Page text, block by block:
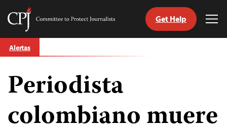
Skip
to
Committee
Journalists
Get Help
Alertas
Periodista
colombiano muere